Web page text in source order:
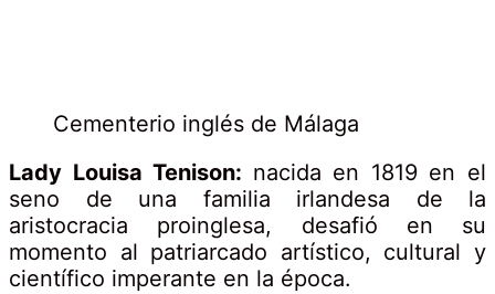
Cementerio inglés de Málaga
Lady Louisa Tenison: nacida en 1819 en el
seno de una familia irlandesa de la
aristocracia proinglesa, desafió en su
momento al patriarcado artístico, cultural y
científico imperante en la época.